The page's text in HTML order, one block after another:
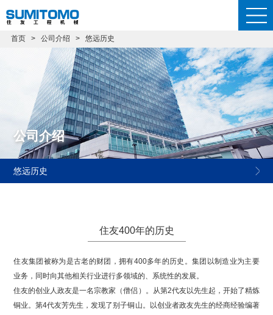
首页> 公司介绍 > 悠远历史
公司介绍
悠远历史
住友400年的历史
住友集团被称为是古老的财团，拥有400多年的历史。集团以制造业为主要
业务，同时向其他相关行业进行多领域的、系统性的发展。
住友的创业人政友是一名宗教家（僧侣）。从第2代友以先生起，开始了精炼
铜业。第4代友芳先生，发现了别子铜山。以创业者政友先生的经商经验编著